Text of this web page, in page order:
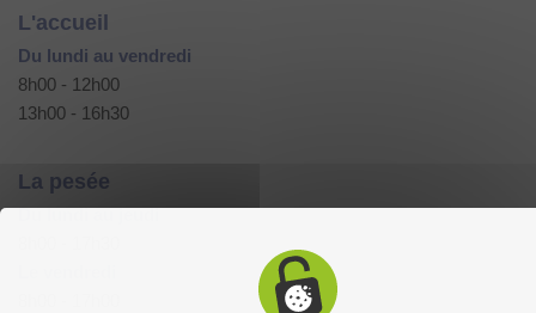
L'accueil
Du lundi au vendredi
8h00 - 12h00
13h00 - 16h30
La pesée
Du lundi au jeudi